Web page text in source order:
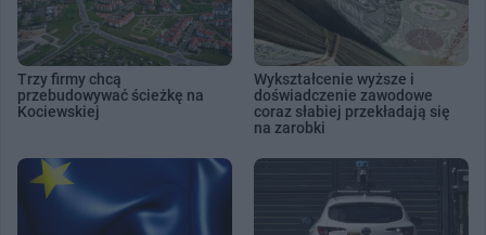
Trzy firmy chcą
przebudowywać ścieżkę na
Kociewskiej
Wykształcenie wyższe i
doświadczenie zawodowe
coraz słabiej przekładają się
na zarobki